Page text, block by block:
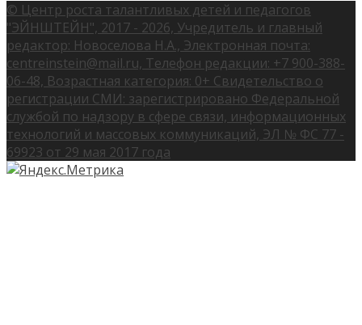
© Центр роста талантливых детей и педагогов
"ЭЙНШТЕЙН", 2017 - 2026, Учредитель и главный
редактор: Новоселова Н.А., Электронная почта:
centreinstein@mail.ru, Телефон редакции: +7 900-388-
06-48, Возрастная категория: 0+ Свидетельство о
регистрации СМИ: зарегистрировано Федеральной
службой по надзору в сфере связи, информационных
технологий и массовых коммуникаций, ЭЛ № ФС 77 -
69923 от 29 мая 2017 года